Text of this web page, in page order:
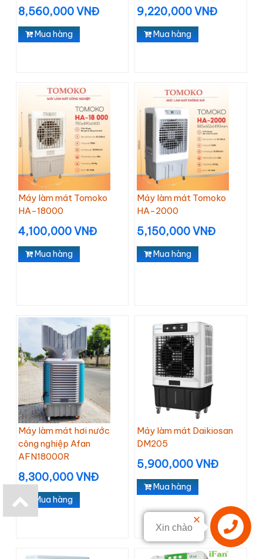
8,560,000 VNĐ
Mua hàng
9,220,000 VNĐ
Mua hàng
Máy làm mát Tomoko
HA-18000
4,100,000 VNĐ
Mua hàng
Máy làm mát Tomoko
HA-2000
5,150,000 VNĐ
Mua hàng
Máy làm mát hơi nước
công nghiệp Afan
AFN18000R
8,300,000 VNĐ
Mua hàng
Máy làm mát Daikiosan
DM205
5,900,000 VNĐ
Mua hàng
Xin chào